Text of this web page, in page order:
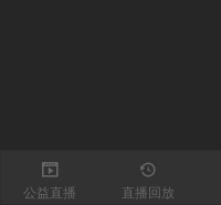
公益直播 直播回放